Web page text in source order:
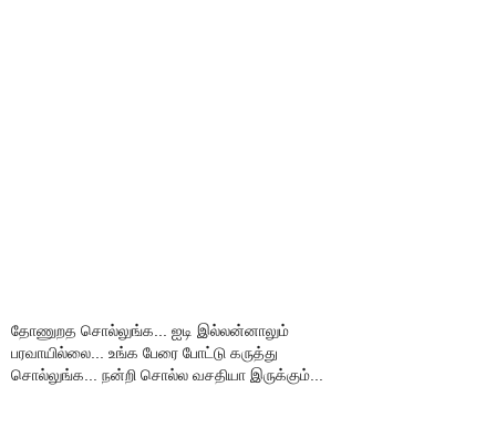
தோணுறத சொல்லுங்க... ஐடி இல்லன்னாலும்
பரவாயில்லை... உங்க பேரை போட்டு கருத்து
சொல்லுங்க... நன்றி சொல்ல வசதியா இருக்கும்...